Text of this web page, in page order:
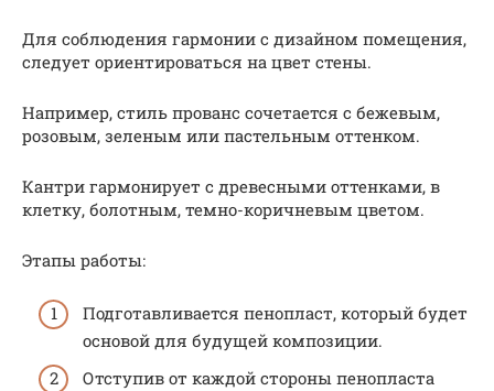
Для соблюдения гармонии с дизайном помещения,
следует ориентироваться на цвет стены.
Например, стиль прованс сочетается с бежевым,
розовым, зеленым или пастельным оттенком.
Кантри гармонирует с древесными оттенками, в
клетку, болотным, темно-коричневым цветом.
Этапы работы:
Подготавливается пенопласт, который будет
основой для будущей композиции.
Отступив от каждой стороны пенопласта